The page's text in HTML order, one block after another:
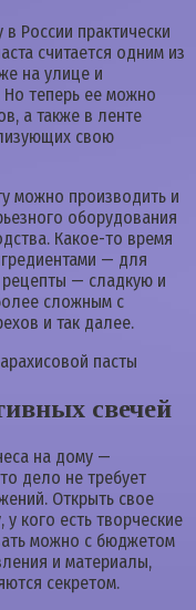
России практически
считается одним из
на улице и
Но теперь ее можно
а также в ленте
свою
можно производить и
оборудования
Какое-то время
— для
— сладкую и
сложным с
и так далее.
свечей
на дому —
дело не требует
Открыть свое
кого есть творческие
можно с бюджетом
и материалы,
секретом.